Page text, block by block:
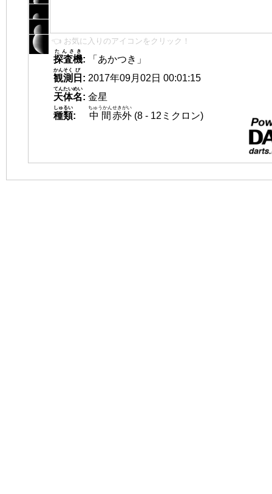
👈 お気に入りのアイコンをクリック！
探査機
たんさき
:
「あかつき」
観測
かんそく
日
び
: 2017年09月02日 00:01:15
天体名
てんたいめい
: 金星
種類
しゅるい
: 中間
ちゅうかん
赤外
せきがい
(8 - 12ミクロン)